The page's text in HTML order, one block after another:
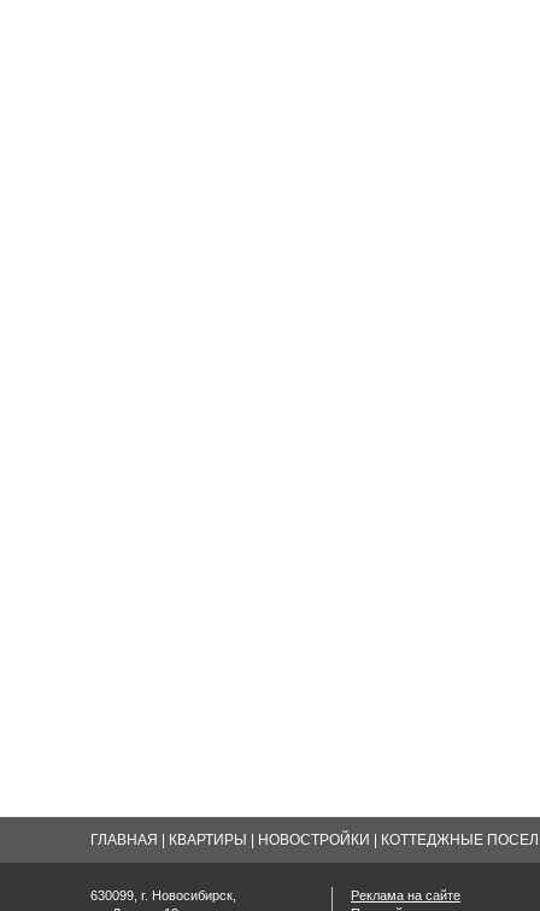
ГЛАВНАЯ КВАРТИРЫ НОВОСТРОЙКИ КОТТЕДЖНЫЕ
630099, г. Новосибирск,
Реклама на сайте